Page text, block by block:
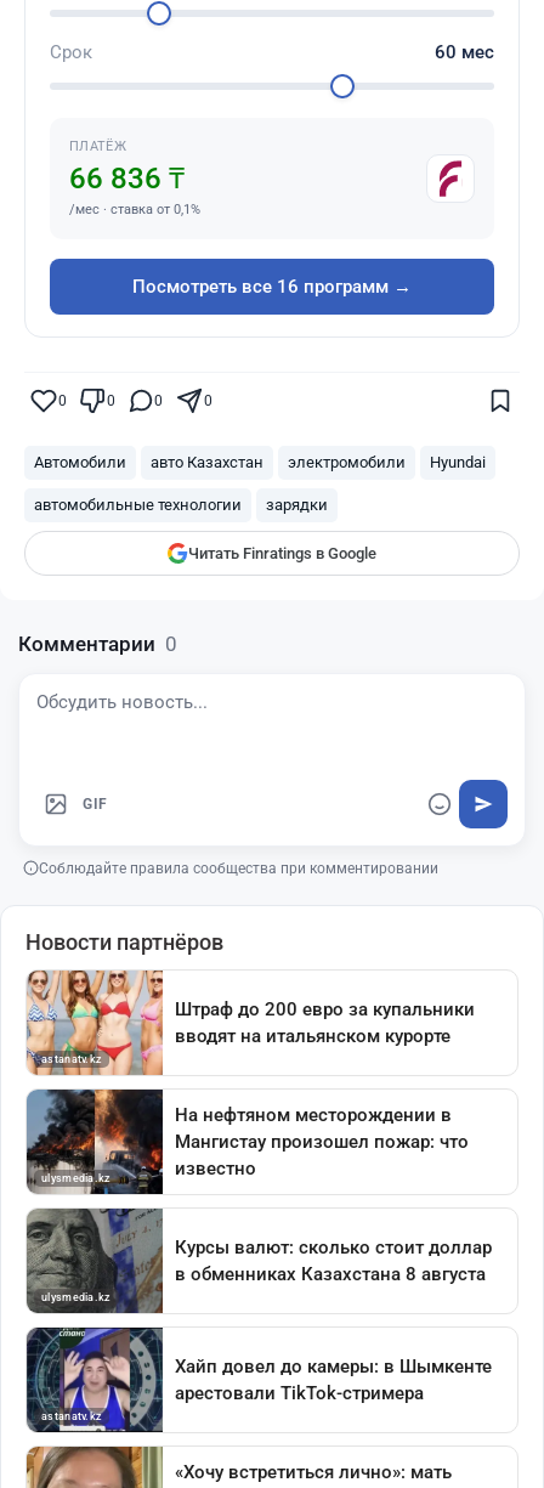
Срок 60 мес
ПЛАТЁЖ
66 836 ₸
/мес · ставка от 0,1%
Посмотреть все 16 программ →
0 0 0 0
Автомобили авто Казахстан электромобили Hyundai
автомобильные технологии зарядки
Читать Finratings в Google
Поставьте галочку рядом с
Finratings
Комментарии 0
GIF
Соблюдайте правила сообщества при комментировании